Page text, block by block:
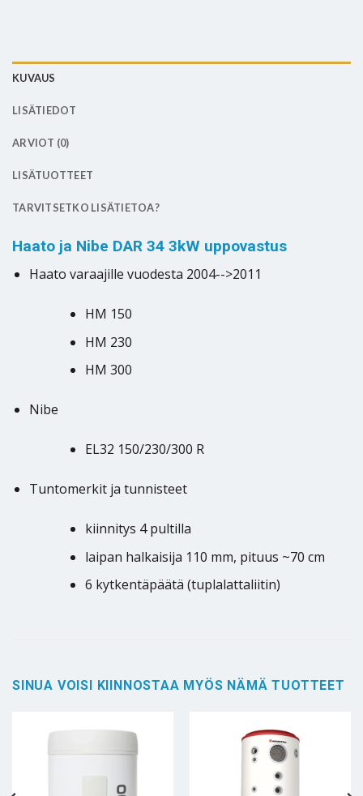
KUVAUS
LISÄTIEDOT
ARVIOT (0)
LISÄTUOTTEET
TARVITSETKO LISÄTIETOA?
Haato ja Nibe DAR 34 3kW uppovastus
Haato varaajille vuodesta 2004-->2011
HM 150
HM 230
HM 300
Nibe
EL32 150/230/300 R
Tuntomerkit ja tunnisteet
kiinnitys 4 pultilla
laipan halkaisija 110 mm, pituus ~70 cm
6 kytkentäpäätä (tuplalattaliitin)
SINUA VOISI KIINNOSTAA MYÖS NÄMÄ TUOTTEET